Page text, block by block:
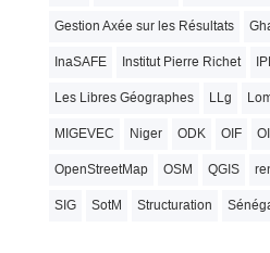
Gestion Axée sur les Résultats
InaSAFE Institut Pierre Richet
Les Libres Géographes LLg
MIGEVEC Niger ODK OIF
OpenStreetMap OSM QGIS
SIG SotM Structuration